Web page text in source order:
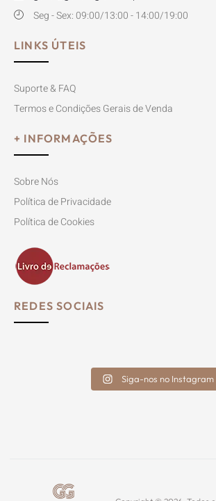
Seg - Sex: 09:00/13:00 - 14:00/19:00
LINKS ÚTEIS
Suporte & FAQ
Termos e Condições Gerais de Venda
+ INFORMAÇÕES
Sobre Nós
Política de Privacidade
Política de Cookies
REDES SOCIAIS
Siga-nos no Instagram